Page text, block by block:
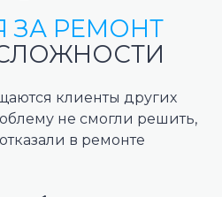
ЗА РЕМОНТ
клиенты других
не смогли решить,
в ремонте